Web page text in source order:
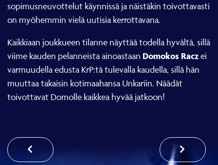
sopimusneuvottelut käynnissä ja näistäkin toivottavasti
on myöhemmin vielä uutisia kerrottavana.
Kaikkiaan joukkueen tilanne näyttää todella hyvältä, sillä
viime kauden pelanneista ainoastaan Domokos Raczei
varmuudella edusta KrP:tä tulevalla kaudella, sillä hän
muuttaa takaisin kotimaahansa Unkariin. Näädät
toivottavat Domolle kaikkea hyvää jatkoon!